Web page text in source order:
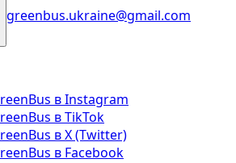
greenbus.ukraine@gmail.com
в Instagram
в TikTok
в X (Twitter)
в Facebook